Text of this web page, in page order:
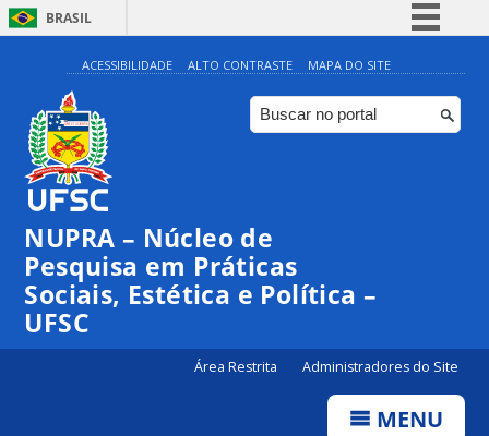
BRASIL
Simplifique!
Comunica BR
Participe
ACESSIBILIDADE ALTO CONTRASTE MAPA DO SITE
NUPRA – Núcleo de
Pesquisa em Práticas
Sociais, Estética e Política –
UFSC
Área Restrita Administradores do Site
MENU